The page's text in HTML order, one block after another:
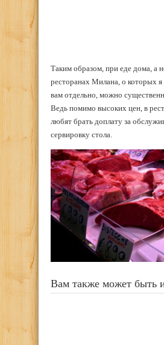
Таким образом, при еде дома, а
ресторанах Милана, о которых
вам отдельно, можно
Ведь помимо высоких цен, в
любят брать доплату за
сервировку стола.
Вам также может быть